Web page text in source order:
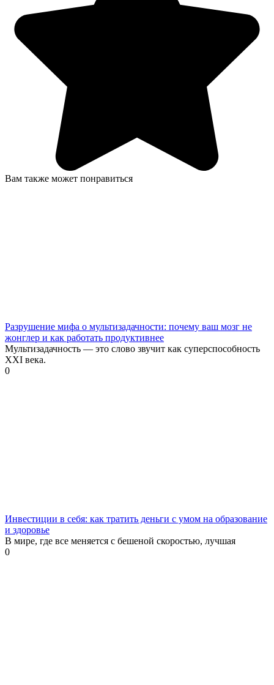
Вам также может понравиться
Разрушение мифа о мультизадачности: почему ваш мозг не
жонглер и как работать продуктивнее
Мультизадачность — это слово звучит как суперспособность
XXI века.
0
Инвестиции в себя: как тратить деньги с умом на образование
и здоровье
В мире, где все меняется с бешеной скоростью, лучшая
0